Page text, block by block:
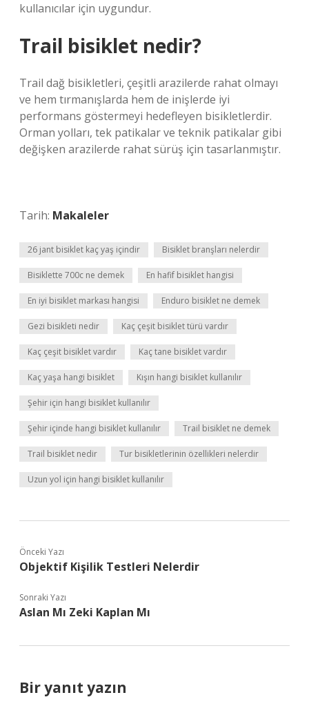
kullanıcılar için uygundur.
Trail bisiklet nedir?
Trail dağ bisikletleri, çeşitli arazilerde rahat olmayı
ve hem tırmanışlarda hem de inişlerde iyi
performans göstermeyi hedefleyen bisikletlerdir.
Orman yolları, tek patikalar ve teknik patikalar gibi
değişken arazilerde rahat sürüş için tasarlanmıştır.
Tarih: Makaleler
26 jant bisiklet kaç yaş içindir Bisiklet branşları nelerdir
Bisiklette 700c ne demek En hafif bisiklet hangisi
En iyi bisiklet markası hangisi Enduro bisiklet ne demek
Gezi bisikleti nedir Kaç çeşit bisiklet türü vardır
Kaç çeşit bisiklet vardır Kaç tane bisiklet vardır
Kaç yaşa hangi bisiklet Kışın hangi bisiklet kullanılır
Şehir için hangi bisiklet kullanılır
Şehir içinde hangi bisiklet kullanılır Trail bisiklet ne demek
Trail bisiklet nedir Tur bisikletlerinin özellikleri nelerdir
Uzun yol için hangi bisiklet kullanılır
Önceki Yazı
Objektif Kişilik Testleri Nelerdir
Sonraki Yazı
Aslan Mı Zeki Kaplan Mı
Bir yanıt yazın